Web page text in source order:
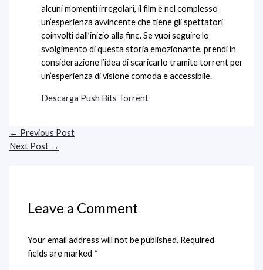
alcuni momenti irregolari, il film è nel complesso
un’esperienza avvincente che tiene gli spettatori
coinvolti dall’inizio alla fine. Se vuoi seguire lo
svolgimento di questa storia emozionante, prendi in
considerazione l’idea di scaricarlo tramite torrent per
un’esperienza di visione comoda e accessibile.
Descarga Push Bits Torrent
← Previous Post
Next Post →
Leave a Comment
Your email address will not be published. Required
fields are marked *